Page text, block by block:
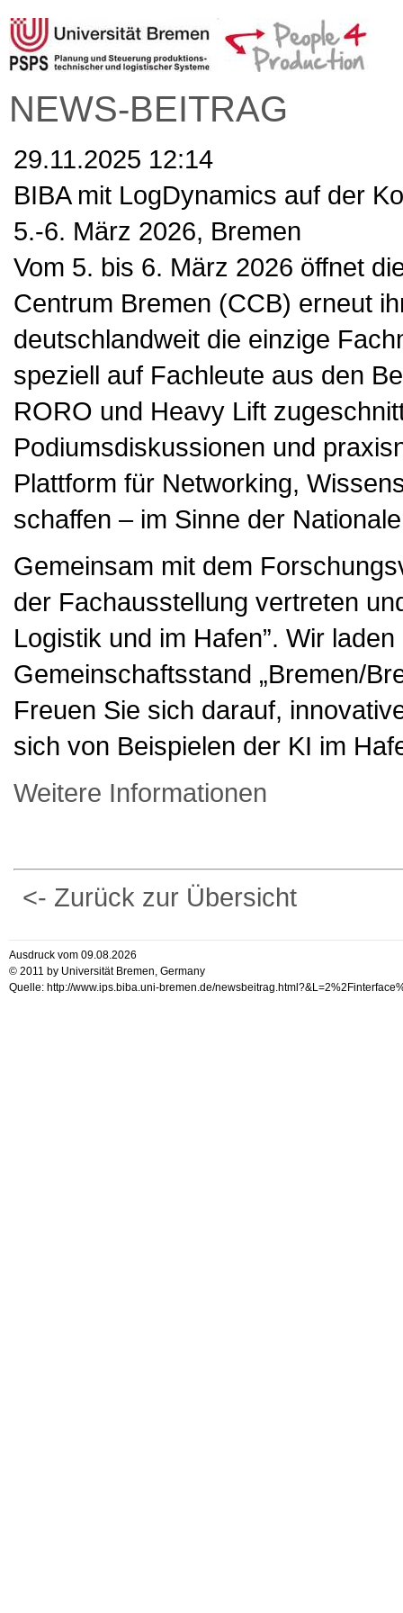
NEWS-BEITRAG
29.11.2025 12:14
BIBA mit LogDynamics auf der
5.-6. März 2026, Bremen
Vom 5. bis 6. März 2026 öffnet
Centrum Bremen (CCB) erneut
deutschlandweit die einzige
speziell auf Fachleute aus den
RORO und Heavy Lift
Podiumsdiskussionen und
Plattform für Networking,
schaffen – im Sinne der
Gemeinsam mit dem
der Fachausstellung vertreten
Logistik und im Hafen”. Wir
Gemeinschaftsstand „Bremen/
Freuen Sie sich darauf,
sich von Beispielen der KI im
Weitere Informationen
<- Zurück zur Übersicht
Ausdruck vom 09.08.2026
© 2011 by Universität Bremen, Germany
Quelle: http://www.ips.biba.uni-bremen.de/